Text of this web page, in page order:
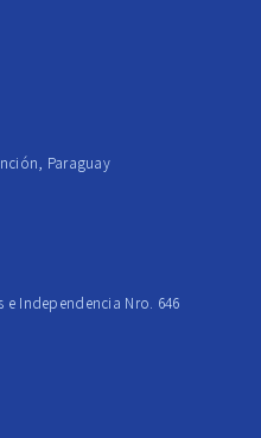
Paraguay
e Independencia Nro. 646